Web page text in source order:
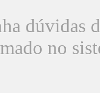
dúvidas
no